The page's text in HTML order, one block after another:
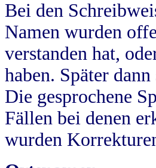
Bei den
Namen wurden
verstanden hat,
haben. Später
Die gesprochene
Fällen bei denen
wurden